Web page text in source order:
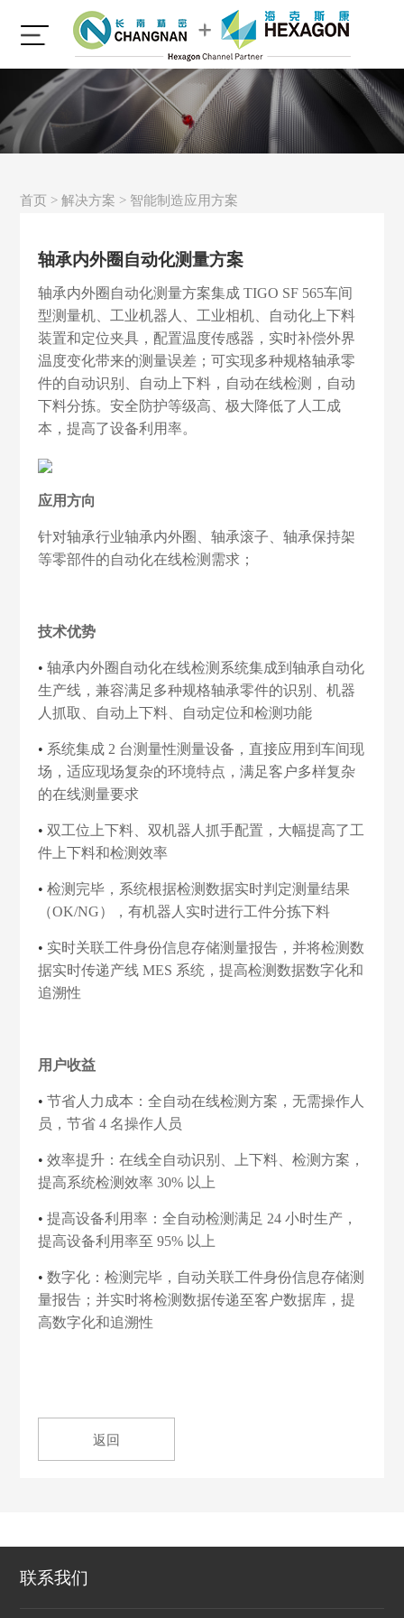
首页 >解决方案 > 智能制造应用方案
轴承内外圈自动化测量方案
轴承内外圈自动化测量方案集成 TIGO SF 565车间
型测量机、工业机器人、工业相机、自动化上下料
装置和定位夹具，配置温度传感器，实时补偿外界
温度变化带来的测量误差；可实现多种规格轴承零
件的自动识别、自动上下料，自动在线检测，自动
下料分拣。安全防护等级高、极大降低了人工成
本，提高了设备利用率。
应用方向
针对轴承行业轴承内外圈、轴承滚子、轴承保持架
等零部件的自动化在线检测需求；
技术优势
• 轴承内外圈自动化在线检测系统集成到轴承自动化
生产线，兼容满足多种规格轴承零件的识别、机器
人抓取、自动上下料、自动定位和检测功能
• 系统集成 2 台测量性测量设备，直接应用到车间现
场，适应现场复杂的环境特点，满足客户多样复杂
的在线测量要求
• 双工位上下料、双机器人抓手配置，大幅提高了工
件上下料和检测效率
• 检测完毕，系统根据检测数据实时判定测量结果
（OK/NG），有机器人实时进行工件分拣下料
• 实时关联工件身份信息存储测量报告，并将检测数
据实时传递产线 MES 系统，提高检测数据数字化和
追溯性
用户收益
• 节省人力成本：全自动在线检测方案，无需操作人
员，节省 4 名操作人员
• 效率提升：在线全自动识别、上下料、检测方案，
提高系统检测效率 30% 以上
• 提高设备利用率：全自动检测满足 24 小时生产，
提高设备利用率至 95% 以上
• 数字化：检测完毕，自动关联工件身份信息存储测
量报告；并实时将检测数据传递至客户数据库，提
高数字化和追溯性
返回
联系我们